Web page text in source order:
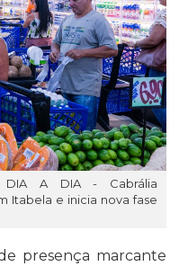
DIA A DIA - Cabrália
Itabela e inicia nova fase
presença marcante